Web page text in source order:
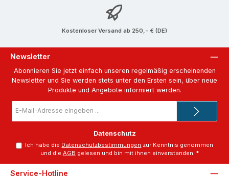
Kostenloser Versand ab 250,- € (DE)
Newsletter
Abonnieren Sie jetzt einfach unseren regelmäßig erscheinenden
Newsletter und Sie werden stets unter den Ersten sein, über neue
Produkte und Angebote informiert werden.
Mail-
Datenschutz
Ich habe die Datenschutzbestimmungen zur Kenntnis genommen
und die AGB gelesen und bin mit ihnen einverstanden. *
Service-Hotline